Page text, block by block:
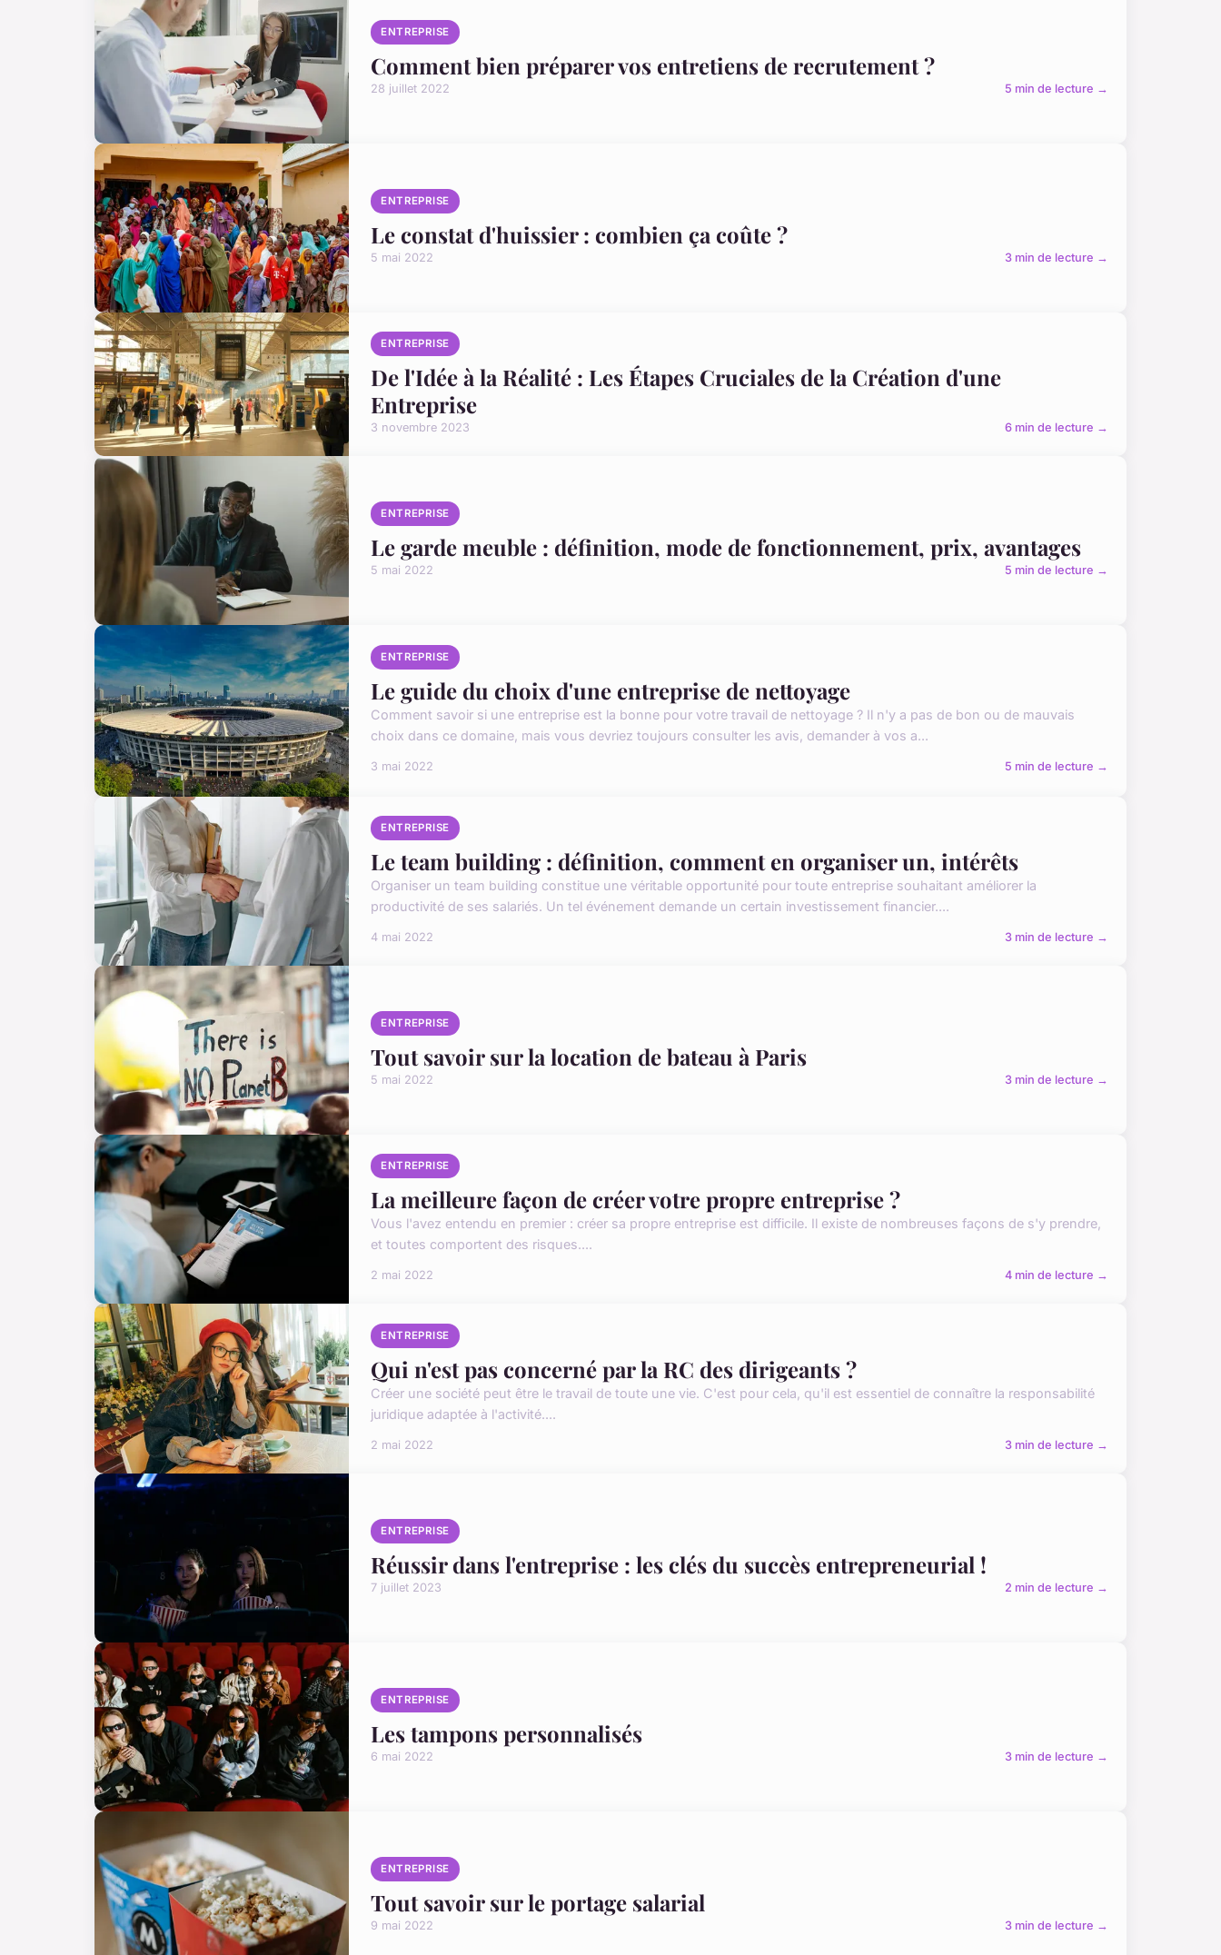
ENTREPRISE
Comment bien préparer vos entretiens de recrutement ?
28 juillet 2022 5 min de lecture →
ENTREPRISE
Le constat d'huissier : combien ça coûte ?
5 mai 2022 3 min de lecture →
ENTREPRISE
De l'Idée à la Réalité : Les Étapes Cruciales de la Création d'une
Entreprise
3 novembre 2023 6 min de lecture →
ENTREPRISE
Le garde meuble : définition, mode de fonctionnement, prix, avantages
5 mai 2022 5 min de lecture →
ENTREPRISE
Le guide du choix d'une entreprise de nettoyage
Comment savoir si une entreprise est la bonne pour votre travail de nettoyage ? Il n'y a pas de bon ou de mauvais
choix dans ce domaine, mais vous devriez toujours consulter les avis, demander à vos a...
3 mai 2022 5 min de lecture →
ENTREPRISE
Le team building : définition, comment en organiser un, intérêts
Organiser un team building constitue une véritable opportunité pour toute entreprise souhaitant améliorer la
productivité de ses salariés. Un tel événement demande un certain investissement financier....
4 mai 2022 3 min de lecture →
ENTREPRISE
Tout savoir sur la location de bateau à Paris
5 mai 2022 3 min de lecture →
ENTREPRISE
La meilleure façon de créer votre propre entreprise ?
Vous l'avez entendu en premier : créer sa propre entreprise est difficile. Il existe de nombreuses façons de s'y prendre,
et toutes comportent des risques....
2 mai 2022 4 min de lecture →
ENTREPRISE
Qui n'est pas concerné par la RC des dirigeants ?
Créer une société peut être le travail de toute une vie. C'est pour cela, qu'il est essentiel de connaître la responsabilité
juridique adaptée à l'activité....
2 mai 2022 3 min de lecture →
ENTREPRISE
Réussir dans l'entreprise : les clés du succès entrepreneurial !
7 juillet 2023 2 min de lecture →
ENTREPRISE
Les tampons personnalisés
6 mai 2022 3 min de lecture →
ENTREPRISE
Tout savoir sur le portage salarial
9 mai 2022 3 min de lecture →